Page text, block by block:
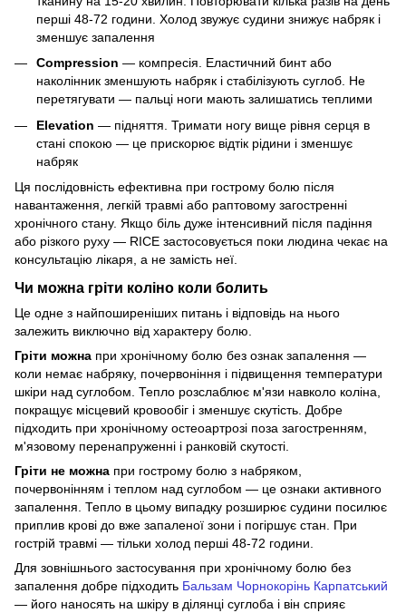
перші 48-72 години. Холод звужує судини знижує набряк і
зменшує запалення
Compression — компресія. Еластичний бинт або
наколінник зменшують набряк і стабілізують суглоб. Не
перетягувати — пальці ноги мають залишатись теплими
Elevation — підняття. Тримати ногу вище рівня серця в
стані спокою — це прискорює відтік рідини і зменшує
набряк
Ця послідовність ефективна при гострому болю після
навантаження, легкій травмі або раптовому загостренні
хронічного стану. Якщо біль дуже інтенсивний після падіння
або різкого руху — RICE застосовується поки людина чекає на
консультацію лікаря, а не замість неї.
Чи можна гріти коліно коли болить
Це одне з найпоширеніших питань і відповідь на нього
залежить виключно від характеру болю.
Гріти можна при хронічному болю без ознак запалення —
коли немає набряку, почервоніння і підвищення температури
шкіри над суглобом. Тепло розслаблює м'язи навколо коліна,
покращує місцевий кровообіг і зменшує скутість. Добре
підходить при хронічному остеоартрозі поза загостренням,
м'язовому перенапруженні і ранковій скутості.
Гріти не можна при гострому болю з набряком,
почервонінням і теплом над суглобом — це ознаки активного
запалення. Тепло в цьому випадку розширює судини посилює
приплив крові до вже запаленої зони і погіршує стан. При
гострій травмі — тільки холод перші 48-72 години.
Для зовнішнього застосування при хронічному болю без
запалення добре підходить Бальзам Чорнокорінь Карпатський
— його наносять на шкіру в ділянці суглоба і він сприяє